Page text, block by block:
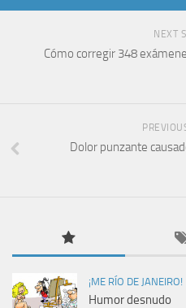
NEXT
Cómo corregir 348
Dolor punzante
¡ME RÍO DE JANEIRO!
Humor desnudo